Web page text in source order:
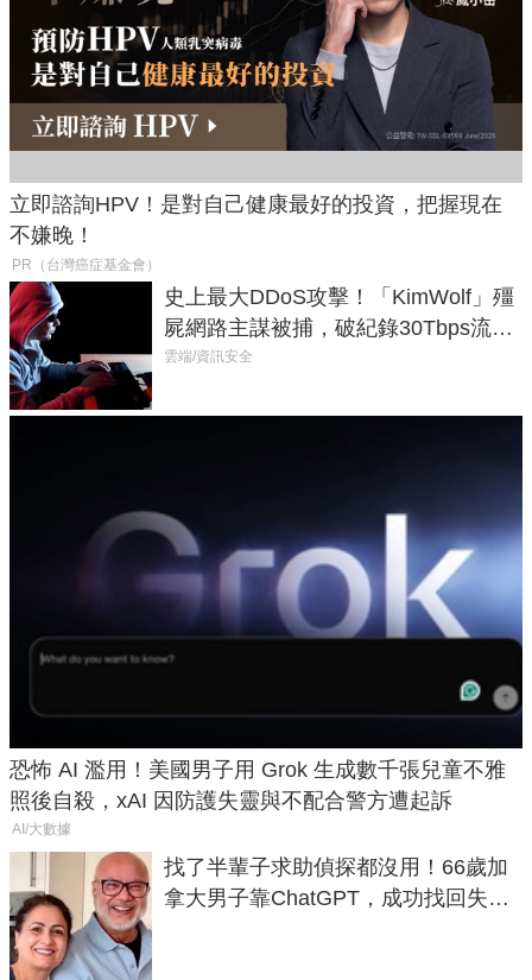
立即諮詢HPV！是對自己健康最好的投資，把握現在
不嫌晚！
PR（台灣癌症基金會）
史上最大DDoS攻擊！「KimWolf」殭
屍網路主謀被捕，破紀錄30Tbps流量
癱瘓全球！
雲端/資訊安全
恐怖 AI 濫用！美國男子用 Grok 生成數千張兒童不雅
照後自殺，xAI 因防護失靈與不配合警方遭起訴
AI/大數據
找了半輩子求助偵探都沒用！66歲加
拿大男子靠ChatGPT，成功找回失散